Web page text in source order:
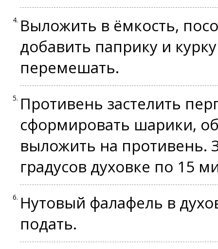
Выложить в ёмкость,
добавить паприку и
перемешать.
Противень застелить
сформировать шарики,
выложить на противень.
градусов духовке по 15
Нутовый фалафель в
подать.